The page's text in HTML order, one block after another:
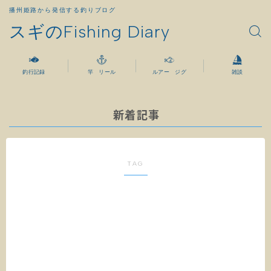
スギのFishing Diary
播州姫路から発信する釣りブログ
釣行記録 竿 リール ルアー ジグ 雑談
新着記事
TAG